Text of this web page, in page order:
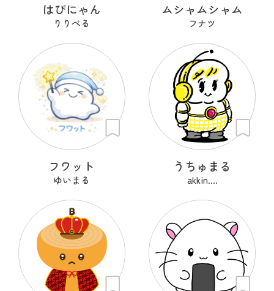
はぴにゃん
りりべる
ムシャムシャム
フナツ
フワット
ゆいまる
うちゅまる
akkin....